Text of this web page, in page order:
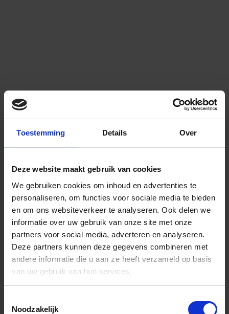
Toestemming Details Over
Deze website maakt gebruik van cookies
We gebruiken cookies om inhoud en advertenties te
personaliseren, om functies voor sociale media te bieden
en om ons websiteverkeer te analyseren. Ook delen we
informatie over uw gebruik van onze site met onze
partners voor social media, adverteren en analyseren.
Deze partners kunnen deze gegevens combineren met
andere informatie die u aan ze heeft verzameld op basis
van uw gebruik van hun services.
Noodzakelijk